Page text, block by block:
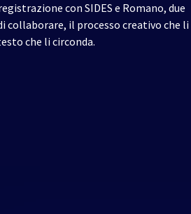
con SIDES e Romano, due
collaborare, il processo creativo che li
che li circonda.